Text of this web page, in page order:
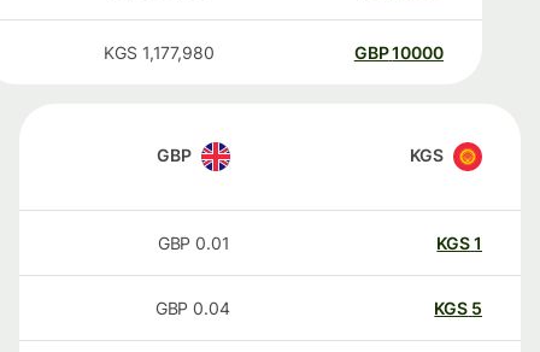
10000
GBP
1,177,980
KGS
KGS
GBP
KGS
0.01
GBP
KGS
0.04
GBP